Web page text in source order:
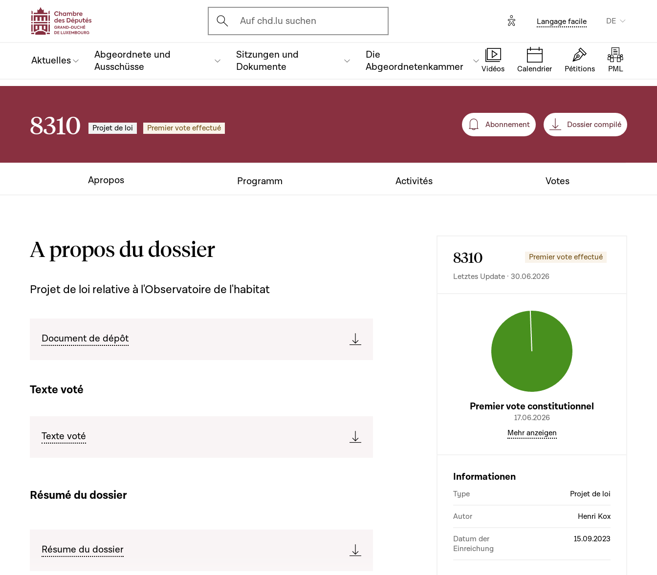
Ouvrir l'écran de recherche
Auf chd.lu suchen Options d'accessibilité
Langage facile DE
Aktuelles
Abgeordnete und
Ausschüsse
Sitzungen und
Dokumente
Die
Abgeordnetenkammer
Vidéos Calendrier Pétitions PML
8310 Projet de loi Premier vote effectué Abonnement
Abonnement Dossier compilé
Apropos Programm Activités Votes
A propos du dossier
Projet de loi relative à l'Observatoire de l'habitat
Document de dépôt
Texte voté
Texte voté
Résumé du dossier
Résume du dossier
8310 Premier vote effectué
Letztes Update · 30.06.2026
Premier vote constitutionnel
17.06.2026
Mehr anzeigen
Informationen
Type Projet de loi
Autor Henri Kox
Datum der
Einreichung
15.09.2023